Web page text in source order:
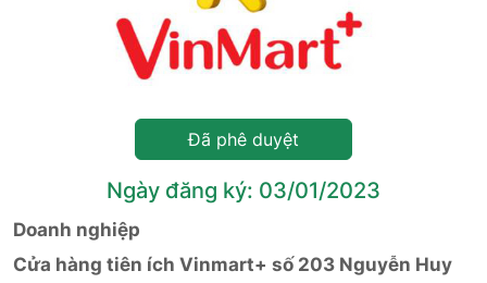
Đã phê duyệt
Ngày đăng ký: 03/01/2023
Doanh nghiệp
Cửa hàng tiên ích Vinmart+ số 203 Nguyễn Huy